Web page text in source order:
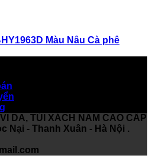
Màu Nâu Cà phê
DA, TÚI XÁCH NAM CAO CẤP
Nại - Thanh Xuân - Hà Nội .